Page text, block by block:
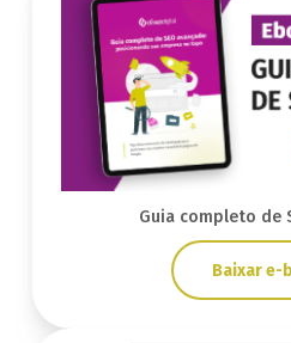
Guia completo de
Baixar e-